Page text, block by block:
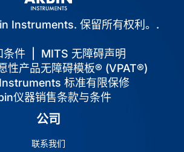
Instruments. 保留所有权利。.
条件
MITS 无障碍声明
性产品无障碍模板® (VPAT®)
标准有限保修
仪器销售条款与条件
公司
联系我们